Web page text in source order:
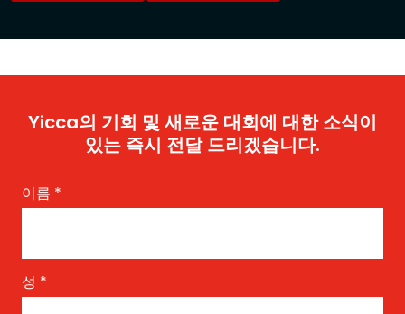
Yicca의 기회 및 새로운 대회에 대한 소식이
있는 즉시 전달 드리겠습니다.
이름 *
성 *